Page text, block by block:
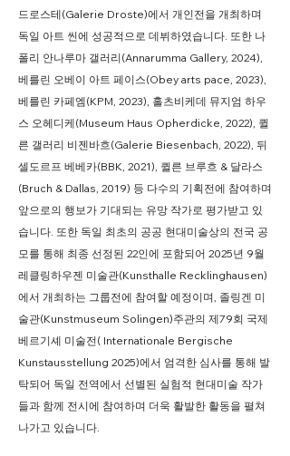
드로스테(Galerie Droste)에서 개인전을 개최하며
독일 아트 씬에 성공적으로 데뷔하였습니다. 또한 나
폴리 안나루마 갤러리(Annarumma Gallery, 2024),
베를린 오베이 아트 페이스(Obey arts pace, 2023),
베를린 카페엠(KPM, 2023), 홀츠비케데 뮤지엄 하우
스 오헤디케(Museum Haus Opherdicke, 2022), 퀼
른 갤러리 비젠바흐(Galerie Biesenbach, 2022), 뒤
셀도르프 베베카(BBK, 2021), 퀼른 브루흐 & 달라스
(Bruch & Dallas, 2019) 등 다수의 기획전에 참여하며
앞으로의 행보가 기대되는 유망 작가로 평가받고 있
습니다. 또한 독일 최초의 공공 현대미술상의 전국 공
모를 통해 최종 선정된 22인에 포함되어 2025년 9월
레클링하우젠 미술관(Kunsthalle Recklinghausen)
에서 개최하는 그룹전에 참여할 예정이며, 졸링겐 미
술관(Kunstmuseum Solingen)주관의 제79회 국제
베르기셰 미술전( Internationale Bergische
Kunstausstellung 2025)에서 엄격한 심사를 통해 발
탁되어 독일 전역에서 선별된 실험적 현대미술 작가
들과 함께 전시에 참여하며 더욱 활발한 활동을 펼쳐
나가고 있습니다.